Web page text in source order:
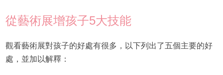
從藝術展增孩子5大技能
觀看藝術展對孩子的好處有很多，以下列出了五個主要的好
處，並加以解釋：